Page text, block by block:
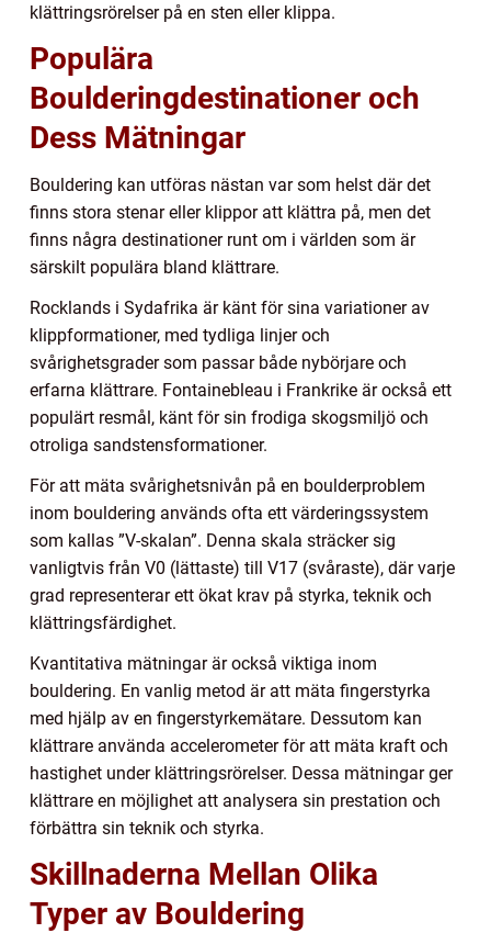
klättringsrörelser på en sten eller klippa.
Populära
Boulderingdestinationer och
Dess Mätningar
Bouldering kan utföras nästan var som helst där det
finns stora stenar eller klippor att klättra på, men det
finns några destinationer runt om i världen som är
särskilt populära bland klättrare.
Rocklands i Sydafrika är känt för sina variationer av
klippformationer, med tydliga linjer och
svårighetsgrader som passar både nybörjare och
erfarna klättrare. Fontainebleau i Frankrike är också ett
populärt resmål, känt för sin frodiga skogsmiljö och
otroliga sandstensformationer.
För att mäta svårighetsnivån på en boulderproblem
inom bouldering används ofta ett värderingssystem
som kallas ”V-skalan”. Denna skala sträcker sig
vanligtvis från V0 (lättaste) till V17 (svåraste), där varje
grad representerar ett ökat krav på styrka, teknik och
klättringsfärdighet.
Kvantitativa mätningar är också viktiga inom
bouldering. En vanlig metod är att mäta fingerstyrka
med hjälp av en fingerstyrkemätare. Dessutom kan
klättrare använda accelerometer för att mäta kraft och
hastighet under klättringsrörelser. Dessa mätningar ger
klättrare en möjlighet att analysera sin prestation och
förbättra sin teknik och styrka.
Skillnaderna Mellan Olika
Typer av Bouldering